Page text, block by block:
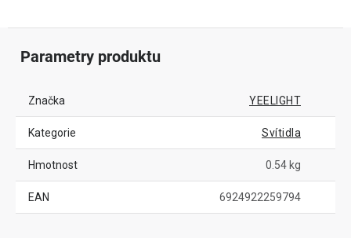
Parametry produktu
Značka YEELIGHT
Kategorie Svítidla
Hmotnost 0.54 kg
EAN 6924922259794